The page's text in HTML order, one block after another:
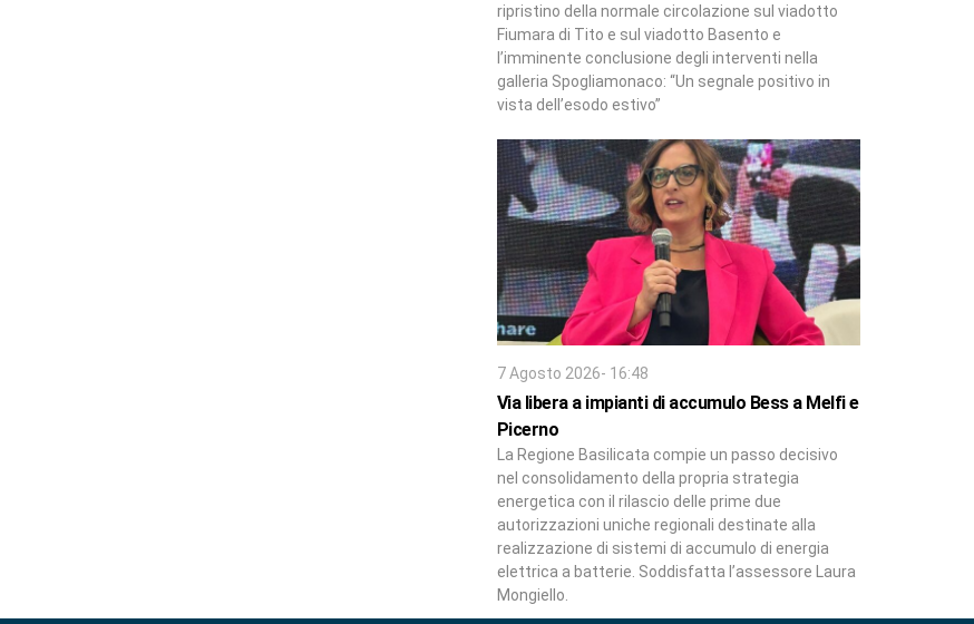
ripristino della normale circolazione sul viadotto
Fiumara di Tito e sul viadotto Basento e
l’imminente conclusione degli interventi nella
galleria Spogliamonaco: “Un segnale positivo in
vista dell’esodo estivo”
7 Agosto 2026- 16:48
Via libera a impianti di accumulo Bess a Melfi e
Picerno
La Regione Basilicata compie un passo decisivo
nel consolidamento della propria strategia
energetica con il rilascio delle prime due
autorizzazioni uniche regionali destinate alla
realizzazione di sistemi di accumulo di energia
elettrica a batterie. Soddisfatta l’assessore Laura
Mongiello.